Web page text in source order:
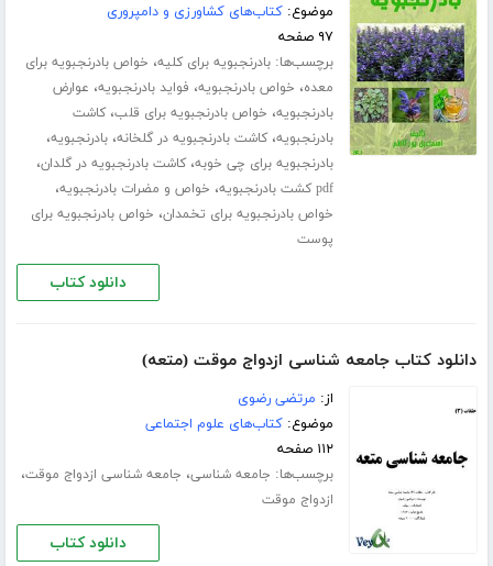
موضوع:کتاب‌های کشاورزی و دامپروری
۹۷ صفحه
برچسب‌ها:بادرنجبویه برای کلیه، خواص بادرنجبویه برای
معده، خواص بادرنجبویه، فواید بادرنجبویه، عوارض
بادرنجبویه، خواص بادرنجبویه برای قلب،کاشت
بادرنجبویه،کاشت بادرنجبویه در گلخانه،بادرنجبویه،
بادرنجبویه برای چی خوبه،کاشت بادرنجبویه در گلدان،
pdf کشت بادرنجبویه ، خواص و مضرات بادرنجبویه،
خواص بادرنجبویه برای تخمدان، خواص بادرنجبویه برای
پوست
دانلود کتاب
دانلود کتاب جامعه شناسی ازدواج موقت (متعه)
از: مرتضی رضوی
موضوع:کتاب‌های علوم اجتماعی
۱۱۲ صفحه
برچسب‌ها: جامعه شناسی، جامعه شناسی ازدواج موقت،
ازدواج موقت
دانلود کتاب